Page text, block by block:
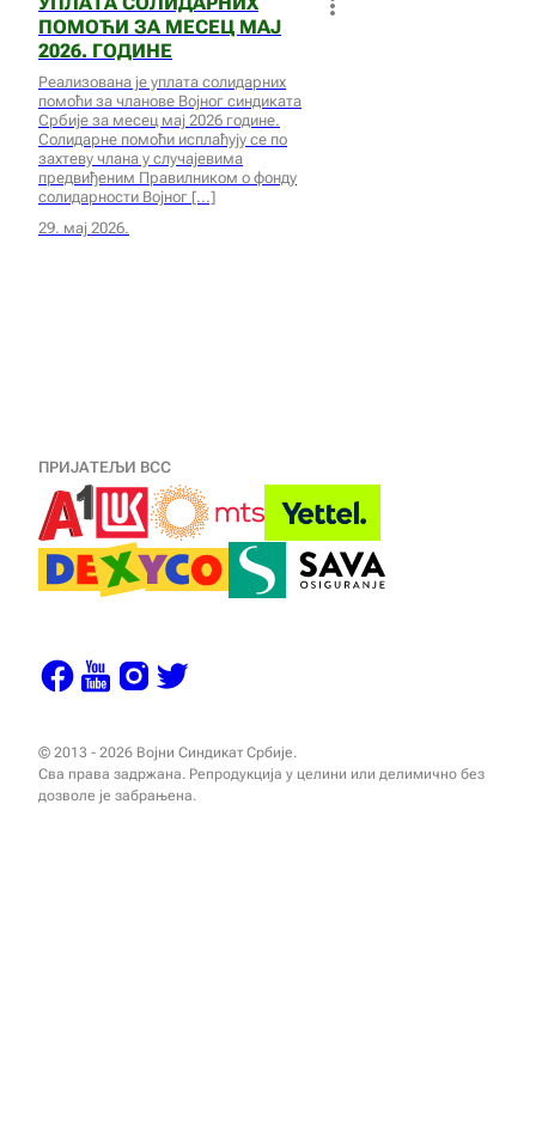
ПОМОЋИ ЗА МЕСЕЦ МАЈ
2026. ГОДИНЕ
Реализована је уплата солидарних
помоћи за чланове Војног синдиката
Србије за месец мај 2026 године.
Солидарне помоћи исплаћују се по
захтеву члана у случајевима
предвиђеним Правилником о фонду
солидарности Војног
29. мај 2026.
ПРИЈАТЕЉИ ВСС
© 2013 - 2026 Војни Синдикат Србије.
Сва права задржана. Репродукција у целини или делимично без
дозволе је забрањена.